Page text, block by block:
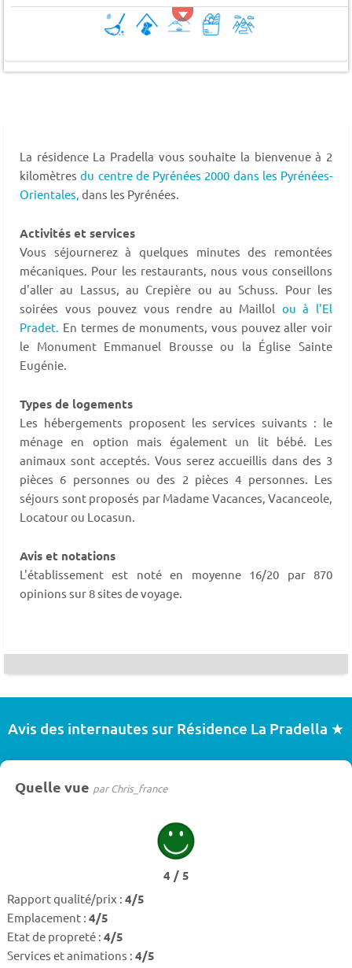
La résidence La Pradella vous souhaite la bienvenue à 2
kilomètresdu centre de Pyrénées 2000 dans les Pyrénées-
Orientales, dans les Pyrénées.
Activités et services
Vous séjournerez à quelques minutes des remontées
mécaniques. Pour les restaurants, nous vous conseillons
d'aller au Lassus, au Crepière ou au Schuss. Pour les
soirées vous pouvez vous rendre au Maillol ou à l'El
Pradet. En termes de monuments, vous pouvez aller voir
le Monument Emmanuel Brousse ou la Église Sainte
Eugénie.
Types de logements
Les hébergements proposent les services suivants : le
ménage en option mais également un lit bébé. Les
animaux sont acceptés. Vous serez accueillis dans des 3
pièces 6 personnes ou des 2 pièces 4 personnes. Les
séjours sont proposés par Madame Vacances, Vacanceole,
Locatour ou Locasun.
Avis et notations
L'établissement est noté en moyenne 16/20 par 870
opinions sur 8 sites de voyage.
Avis des internautes sur Résidence La Pradella ★
Quelle vue par Chris_france
4 / 5
Rapport qualité/prix : 4/5
Emplacement : 4/5
Etat de propreté : 4/5
Services et animations : 4/5